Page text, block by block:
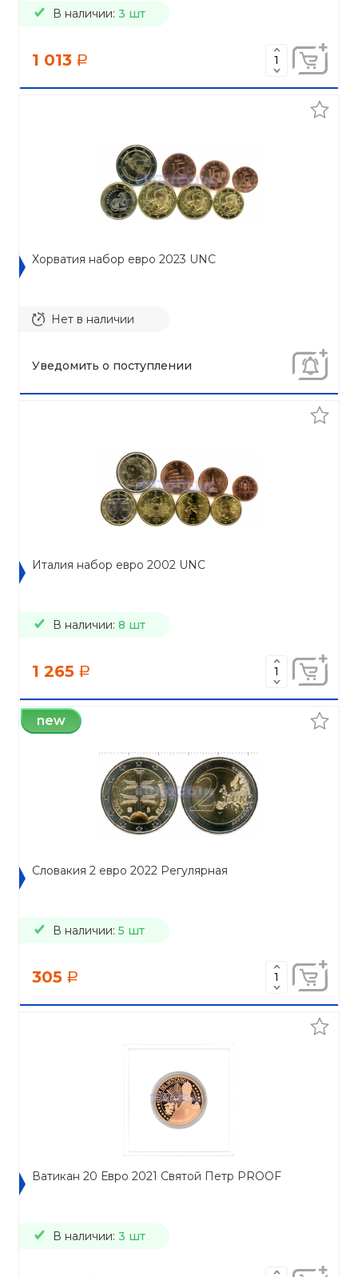
В наличии: 3 шт
1 013 a
Хорватия набор евро 2023 UNC
Нет в наличии
Уведомить о поступлении
Италия набор евро 2002 UNC
В наличии: 8 шт
1 265 a
new
Словакия 2 евро 2022 Регулярная
В наличии: 5 шт
305 a
Ватикан 20 Евро 2021 Святой Петр PROOF
В наличии: 3 шт